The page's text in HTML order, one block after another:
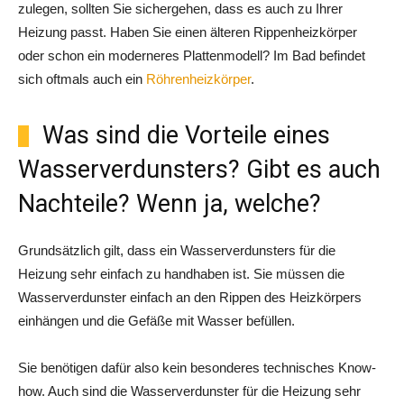
zulegen, sollten Sie sichergehen, dass es auch zu Ihrer
Heizung passt. Haben Sie einen älteren Rippenheizkörper
oder schon ein moderneres Plattenmodell? Im Bad befindet
sich oftmals auch ein Röhrenheizkörper.
Was sind die Vorteile eines
Wasserverdunsters? Gibt es auch
Nachteile? Wenn ja, welche?
Grundsätzlich gilt, dass ein Wasserverdunsters für die
Heizung sehr einfach zu handhaben ist. Sie müssen die
Wasserverdunster einfach an den Rippen des Heizkörpers
einhängen und die Gefäße mit Wasser befüllen.
Sie benötigen dafür also kein besonderes technisches Know-
how. Auch sind die Wasserverdunster für die Heizung sehr